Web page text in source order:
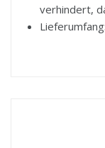
verhindert,